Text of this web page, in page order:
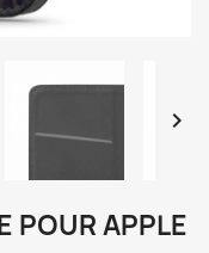

POUR APPLE